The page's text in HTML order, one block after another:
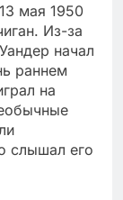
мая 1950
Из-за
начал
раннем
на
слышал его